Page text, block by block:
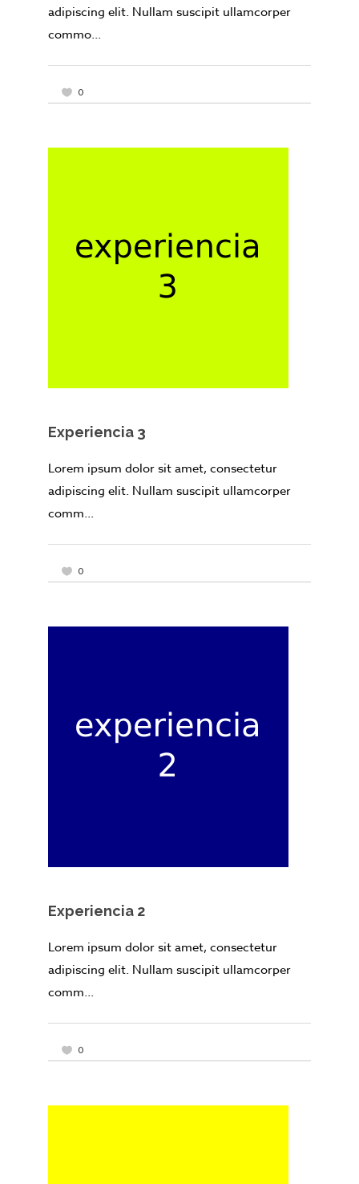
adipiscing elit. Nullam suscipit ullamcorper
commo...
0
Experiencia 3
Lorem ipsum dolor sit amet, consectetur
adipiscing elit. Nullam suscipit ullamcorper
comm...
0
Experiencia 2
Lorem ipsum dolor sit amet, consectetur
adipiscing elit. Nullam suscipit ullamcorper
comm...
0